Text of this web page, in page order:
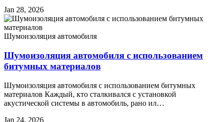
Jan 28, 2026
Шумоизоляция автомобиля
Шумоизоляция автомобиля с использованием
битумных материалов
Шумоизоляция автомобиля с использованием битумных
материалов Каждый, кто сталкивался с установкой
акустической системы в автомобиль, рано ил…
Jan 24, 2026